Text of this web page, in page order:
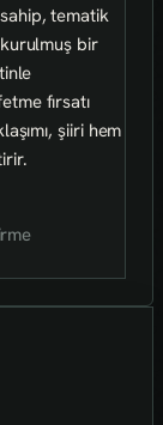
sahip, tematik
bir
fırsatı
şiiri hem